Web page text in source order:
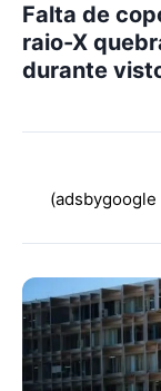
Falta de
raio-X
durante